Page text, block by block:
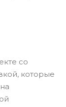
со
которые